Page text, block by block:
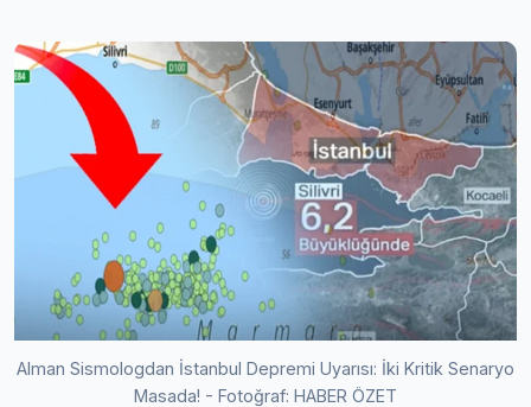
Alman Sismologdan İstanbul Depremi Uyarısı: İki Kritik Senaryo
Masada! - Fotoğraf: HABER ÖZET